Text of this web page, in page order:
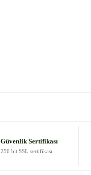
Güvenlik Sertifikası
256 bit SSL sertifikası